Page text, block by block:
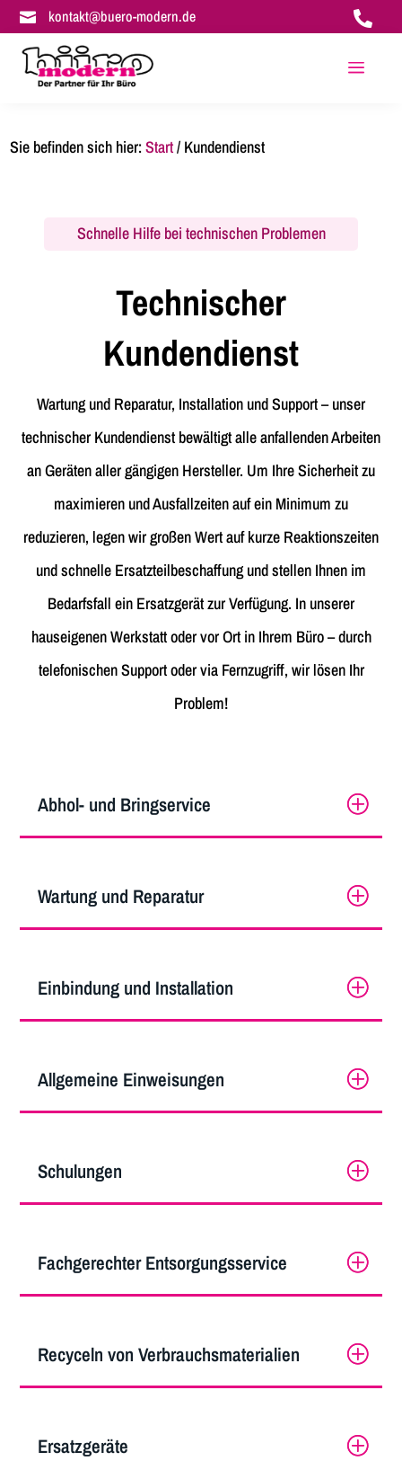
 kontakt@buero-modern.de 
a
Sie befinden sich hier:Start/ Kundendienst
Schnelle Hilfe bei technischen Problemen
Technischer
Kundendienst
Wartung und Reparatur, Installation und Support – unser
technischer Kundendienst bewältigt alle anfallenden Arbeiten
an Geräten aller gängigen Hersteller. Um Ihre Sicherheit zu
maximieren und Ausfallzeiten auf ein Minimum zu
reduzieren, legen wir großen Wert auf kurze Reaktionszeiten
und schnelle Ersatzteilbeschaffung und stellen Ihnen im
Bedarfsfall ein Ersatzgerät zur Verfügung. In unserer
hauseigenen Werkstatt oder vor Ort in Ihrem Büro – durch
telefonischen Support oder via Fernzugriff, wir lösen Ihr
Problem!
Abhol- und Bringservice
Wartung und Reparatur
Einbindung und Installation
Allgemeine Einweisungen
Schulungen
Fachgerechter Entsorgungsservice
Recyceln von Verbrauchsmaterialien
Ersatzgeräte